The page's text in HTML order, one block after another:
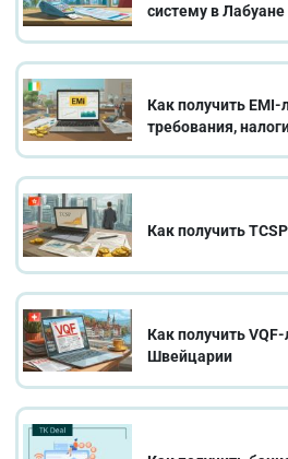
систему в Лабуане
Как получить
требования,
Как получить
Как получить
Швейцарии